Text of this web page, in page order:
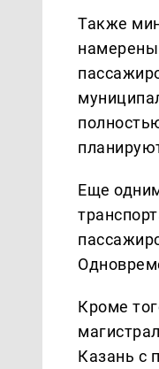
Также
намерены
Еще
Кроме
Казань с